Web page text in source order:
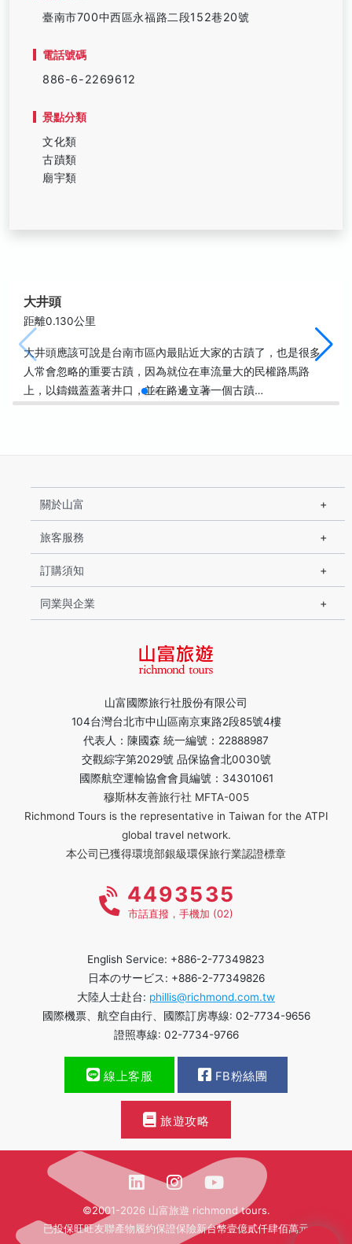
臺南市700中西區永福路二段152巷20號
電話號碼
886-6-2269612
景點分類
文化類
古蹟類
廟宇類
大井頭
距離0.130公里
大井頭應該可說是台南市區內最貼近大家的古蹟了，也是很多
人常會忽略的重要古蹟，因為就位在車流量大的民權路馬路
上，以鑄鐵蓋蓋著井口，並在路邊立著一個古蹟…
山富國際旅行社股份有限公司
104台灣台北市中山區南京東路2段85號4樓
代表人：陳國森 統一編號：22888987
交觀綜字第2029號 品保協會北0030號
國際航空運輸協會會員編號：34301061
穆斯林友善旅行社 MFTA-005
Richmond Tours is the representative in Taiwan for the ATPI
global travel network.
本公司已獲得環境部銀級環保旅行業認證標章
關於山富
旅客服務
訂購須知
同業與企業
4493535
市話直撥，手機加 (02)
English Service: +886-2-77349823
日本のサービス: +886-2-77349826
大陸人士赴台: phillis@richmond.com.tw
國際機票、航空自由行、國際訂房專線: 02-7734-9656
證照專線: 02-7734-9766
線上客服 FB粉絲團
旅遊攻略
©2001-2026 山富旅遊 richmond tours.
已投保旺旺友聯產物履約保證保險新台幣壹億貳仟肆佰萬元